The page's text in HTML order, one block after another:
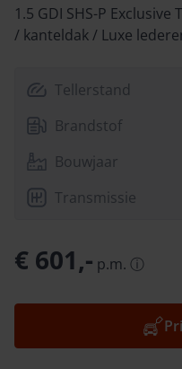
1.5 GDI SHS-P
/ kanteldak / Luxe
Tellerstand
Brandstof
Bouwjaar
Transmissie
€ 601,- p.m. ⓘ